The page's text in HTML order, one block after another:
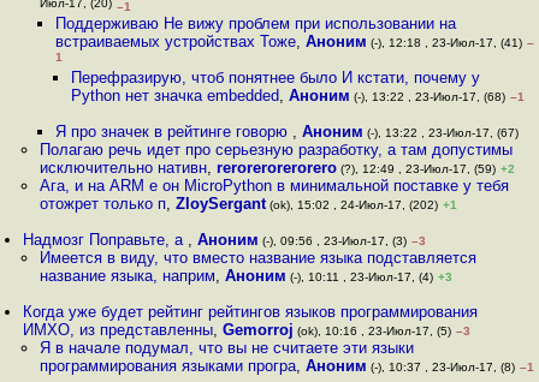
Июл-17, (20) –1
Поддерживаю Не вижу проблем при использовании на
встраиваемых устройствах Тоже, Аноним (-), 12:18 , 23-Июл-17, (41) –
1
Перефразирую, чтоб понятнее было И кстати, почему у
Python нет значка embedded,Аноним (-), 13:22 , 23-Июл-17, (68) –1
Я про значек в рейтинге говорю , Аноним (-), 13:22 , 23-Июл-17, (67)
Полагаю речь идет про серьезную разработку, а там допустимы
исключительно нативн, rerorerorerorero(?), 12:49 , 23-Июл-17, (59) +2
Ага, и на ARM е он MicroPython в минимальной поставке у тебя
отожрет только п, ZloySergant(ok), 15:02 , 24-Июл-17, (202) +1
Надмозг Поправьте, а ,Аноним (-), 09:56 , 23-Июл-17, (3) –3
Имеется в виду, что вместо название языка подставляется
название языка, наприм, Аноним (-), 10:11 , 23-Июл-17, (4) +3
Когда уже будет рейтинг рейтингов языков программирования
ИМХО, из представленны,Gemorroj (ok), 10:16 , 23-Июл-17, (5) –3
Я в начале подумал, что вы не считаете эти языки
программирования языками програ, Аноним (-), 10:37 , 23-Июл-17, (8) –1